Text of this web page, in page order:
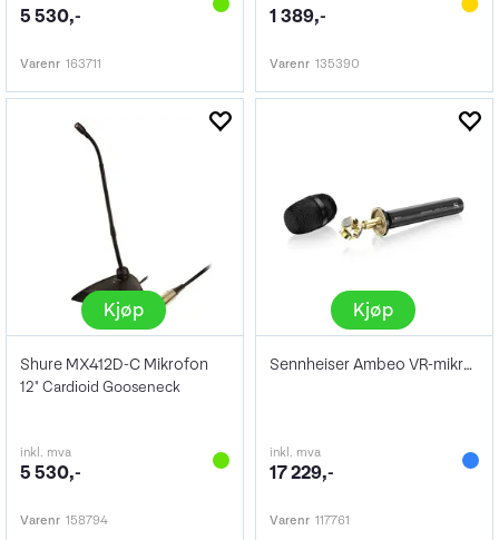
5 530,-
Varenr 163711
1 389,-
Varenr 135390
Kjøp
Shure MX412D-C Mikrofon
12" Cardioid Gooseneck
inkl. mva
5 530,-
Varenr 158794
Kjøp
Sennheiser Ambeo VR-mikrofon
inkl. mva
17 229,-
Varenr 117761